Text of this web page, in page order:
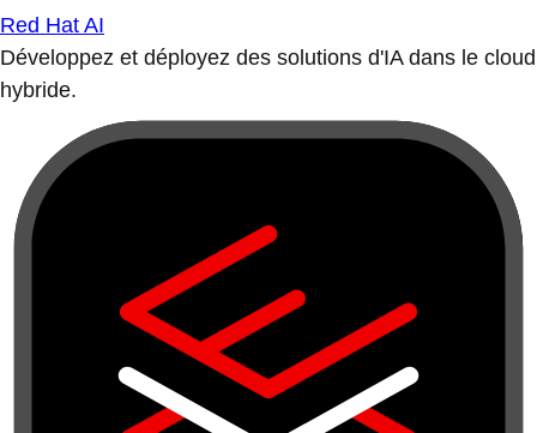
Red Hat AI
Développez et déployez des solutions d'IA dans le cloud
hybride.